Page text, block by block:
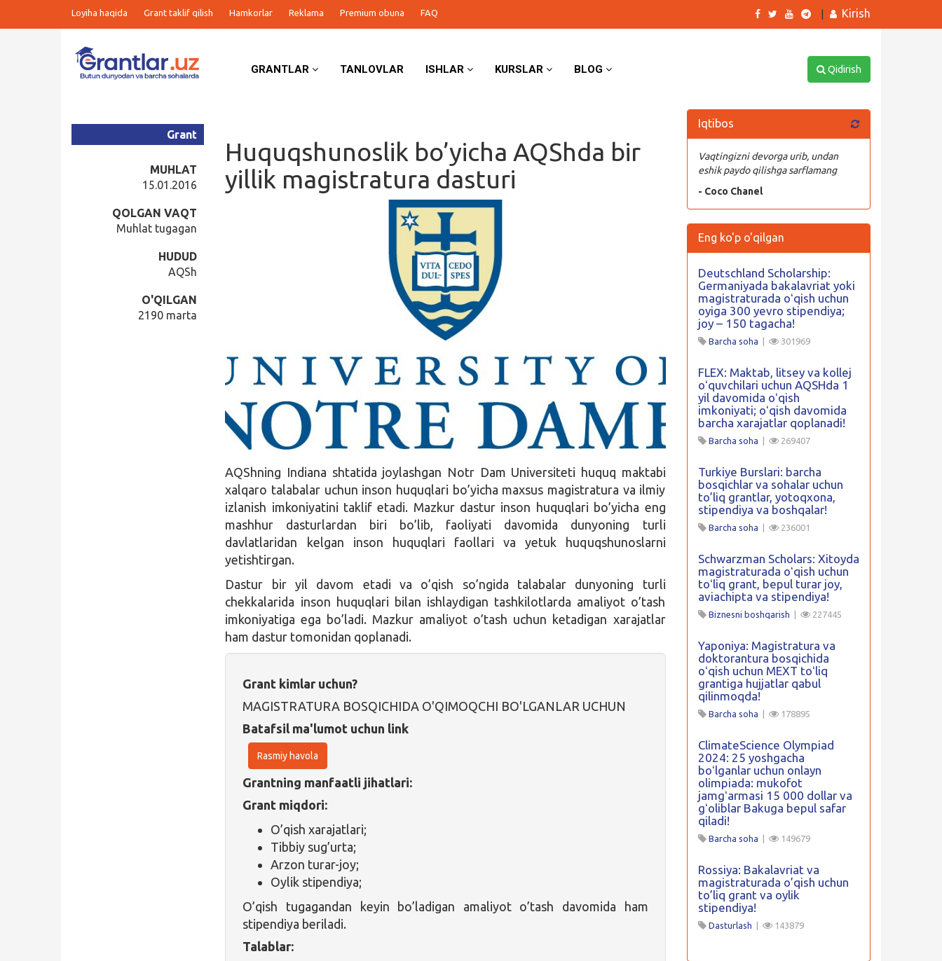
Loyiha haqida Grant taklif qilish Hamkorlar Reklama Premium obuna FAQ Kirish
GRANTLAR TANLOVLAR ISHLAR KURSLAR BLOG Qidirish
Huquqshunoslik bo’yicha AQShda bir
yillik magistratura dasturi
Grant
MUHLAT
15.01.2016
QOLGAN VAQT
Muhlat tugagan
HUDUD
AQSh
O'QILGAN
2190 marta
AQShning Indiana shtatida joylashgan Notr Dam Universiteti huquq maktabi
xalqaro talabalar uchun inson huquqlari bo’yicha maxsus magistratura va ilmiy
izlanish imkoniyatini taklif etadi. Mazkur dastur inson huquqlari bo’yicha eng
mashhur dasturlardan biri bo’lib, faoliyati davomida dunyoning turli
davlatlaridan kelgan inson huquqlari faollari va yetuk huquqshunoslarni
yetishtirgan.
Dastur bir yil davom etadi va o’qish so’ngida talabalar dunyoning turli
chekkalarida inson huquqlari bilan ishlaydigan tashkilotlarda amaliyot o’tash
imkoniyatiga ega bo’ladi. Mazkur amaliyot o’tash uchun ketadigan xarajatlar
ham dastur tomonidan qoplanadi.
Grant kimlar uchun?
MAGISTRATURA BOSQICHIDA O'QIMOQCHI BO'LGANLAR UCHUN
Batafsil ma'lumot uchun link
Rasmiy havola
Grantning manfaatli jihatlari:
Grant miqdori:
O’qish xarajatlari;
Tibbiy sug’urta;
Arzon turar-joy;
Oylik stipendiya;
O’qish tugagandan keyin bo’ladigan amaliyot o’tash davomida ham
stipendiya beriladi.
Talablar:
Iqtibos
Vaqtingizni devorga urib, undan
eshik paydo qilishga sarflamang
- Coco Chanel
Eng ko'p o'qilgan
Deutschland Scholarship:
Germaniyada bakalavriat yoki
magistraturada oʻqish uchun
oyiga 300 yevro stipendiya;
joy – 150 tagacha!
Barcha soha 301969
FLEX: Maktab, litsey va kollej
oʻquvchilari uchun AQSHda 1
yil davomida oʻqish
imkoniyati; oʻqish davomida
barcha xarajatlar qoplanadi!
Barcha soha 269407
Turkiye Burslari: barcha
bosqichlar va sohalar uchun
to’liq grantlar, yotoqxona,
stipendiya va boshqalar!
Barcha soha 236001
Schwarzman Scholars: Xitoyda
magistraturada oʻqish uchun
toʻliq grant, bepul turar joy,
aviachipta va stipendiya!
Biznesni boshqarish 227445
Yaponiya: Magistratura va
doktorantura bosqichida
oʻqish uchun MEXT toʻliq
grantiga hujjatlar qabul
qilinmoqda!
Barcha soha 178895
ClimateScience Olympiad
2024: 25 yoshgacha
boʻlganlar uchun onlayn
olimpiada: mukofot
jamgʻarmasi 15 000 dollar va
gʻoliblar Bakuga bepul safar
qiladi!
Barcha soha 149679
Rossiya: Bakalavriat va
magistraturada o’qish uchun
to’liq grant va oylik
stipendiya!
Dasturlash 143879